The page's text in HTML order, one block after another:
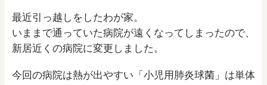
最近引っ越しをしたわが家。
いままで通っていた病院が遠くなってしまったので、
新居近くの病院に変更しました。
今回の病院は熱が出やすい「小児用肺炎球菌」は単体